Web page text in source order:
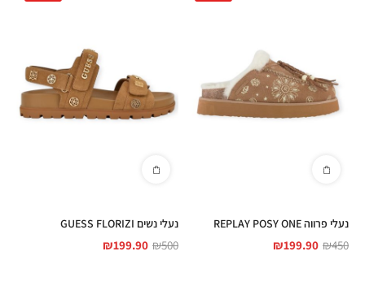
נעלי פרווה REPLAY POSY ONE
₪450
₪199.90
נעלי נשים GUESS FLORIZI
₪500
₪199.90